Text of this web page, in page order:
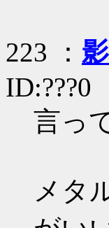
223 ：
ID:???0
言っ
メタ